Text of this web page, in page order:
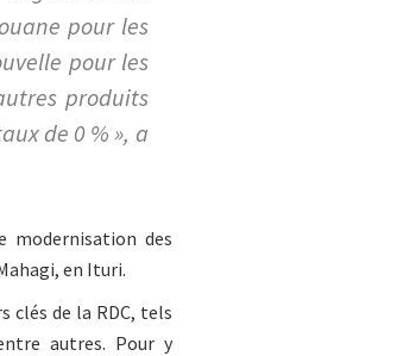
pour les
pour les
produits
de 0 % », a
modernisation des
en Ituri.
clés de la RDC, tels
autres. Pour y